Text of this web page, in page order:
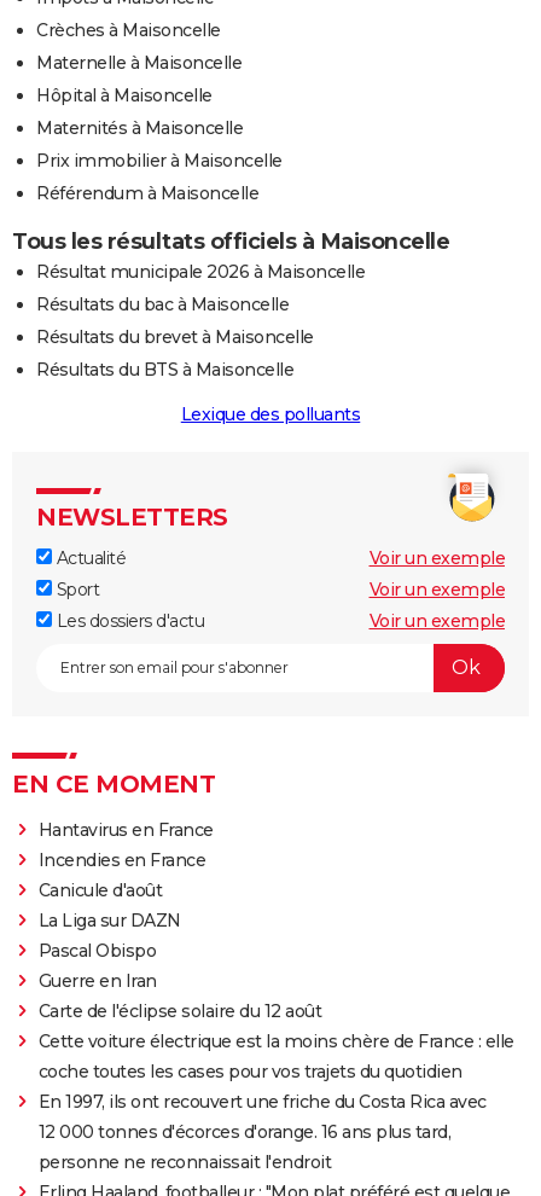
Crèches à Maisoncelle
Maternelle à Maisoncelle
Hôpital à Maisoncelle
Maternités à Maisoncelle
Prix immobilier à Maisoncelle
Référendum à Maisoncelle
Tous les résultats officiels à Maisoncelle
Résultat municipale 2026 à Maisoncelle
Résultats du bac à Maisoncelle
Résultats du brevet à Maisoncelle
Résultats du BTS à Maisoncelle
Lexique des polluants
NEWSLETTERS
Actualité
Voir un exemple
Sport
Voir un exemple
Les dossiers d'actu
Voir un exemple
EN CE MOMENT
Hantavirus en France
Incendies en France
Canicule d'août
La Liga sur DAZN
Pascal Obispo
Guerre en Iran
Carte de l'éclipse solaire du 12 août
Cette voiture électrique est la moins chère de France : elle
coche toutes les cases pour vos trajets du quotidien
En 1997, ils ont recouvert une friche du Costa Rica avec
12 000 tonnes d'écorces d'orange. 16 ans plus tard,
personne ne reconnaissait l'endroit